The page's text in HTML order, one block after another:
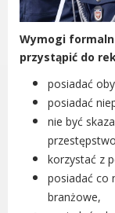
Kultura
Luboń
LOSiR
Plaża
Luboniu
Wymogi
przystąpić do
posiadać
posiadać
nie być
korzystać z
posiadać co
branżowe,